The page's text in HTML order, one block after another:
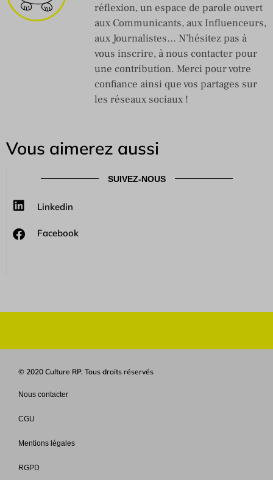
réflexion, un espace de parole ouvert
aux Communicants, aux Influenceurs,
aux Journalistes… N’hésitez pas à
vous inscrire, à nous contacter pour
une contribution. Merci pour votre
confiance ainsi que vos partages sur
les réseaux sociaux !
Vous aimerez aussi
SUIVEZ-NOUS
Linkedin
Facebook
© 2020 Culture RP. Tous droits réservés
Nous contacter
CGU
Mentions légales
RGPD